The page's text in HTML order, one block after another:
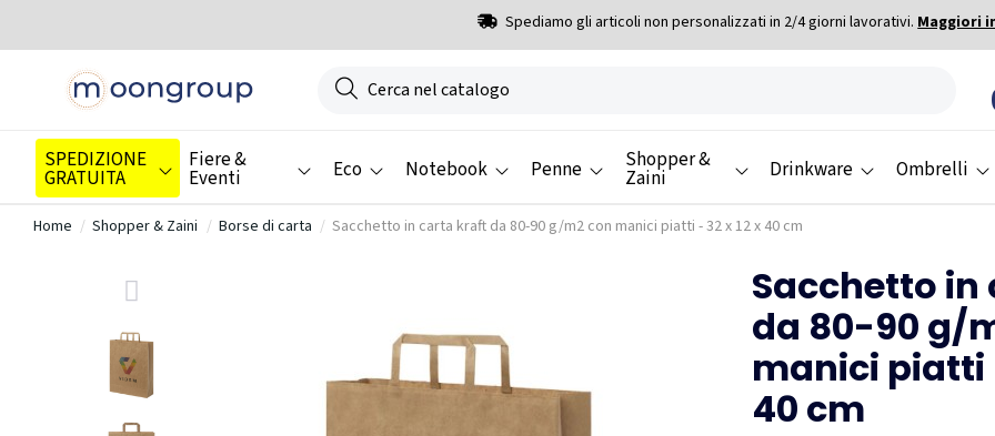
Spediamo gli articoli non personalizzati in 2/4 giorni lavorativi.Maggiori
SPEDIZIONE
GRATUITA
Fiere &
Eventi Eco Notebook Penne Shopper &
Zaini Drinkware Ombrelli
Home Shopper & Zaini Borse di carta Sacchetto in carta kraft da 80-90 g/m2 con manici piatti - 32 x 12 x 40 cm
Sacchetto
da 80-90 g/
manici piatti
40 cm